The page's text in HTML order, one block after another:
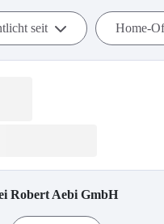
seit Home-
Robert Aebi GmbH